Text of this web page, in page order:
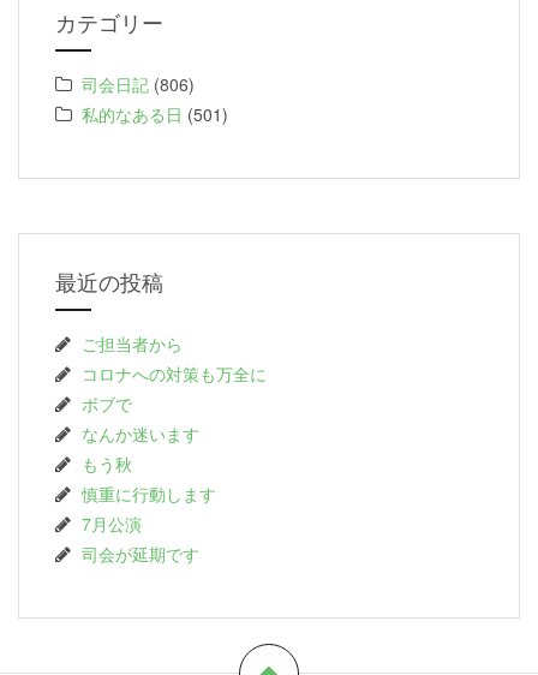
カテゴリー
司会日記 (806)
私的なある日 (501)
最近の投稿
ご担当者から
コロナへの対策も万全に
ボブで
なんか迷います
もう秋
慎重に行動します
7月公演
司会が延期です